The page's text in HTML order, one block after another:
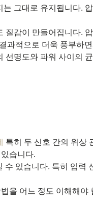
그대로 유지됩니다.
감이 만들어집니다.
과적으로 더욱 풍부하
명도와 파워 사이의
특히 두 신호 간의 위상
습니다.
있습니다. 특히 입력
을 어느 정도 이해해야